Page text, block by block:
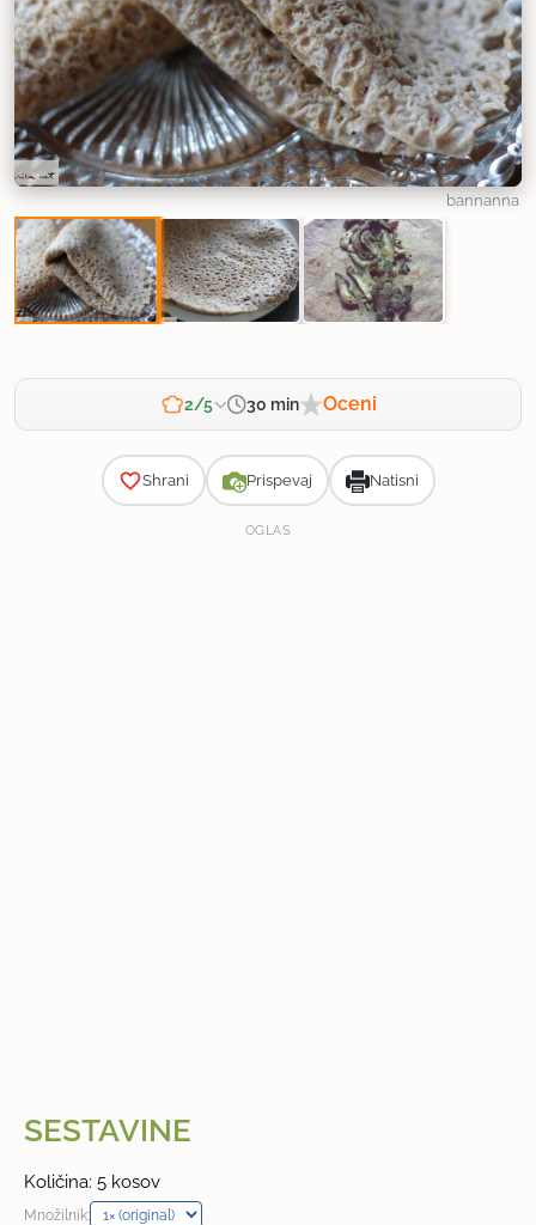
bannanna
2/5 30 min Oceni
Shrani Prispevaj Natisni
OGLAS
SESTAVINE
Količina: 5 kosov
Množilnik: